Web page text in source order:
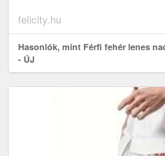
felicity.hu
Hasonlók, mint Férfi fehér lenes
- ÚJ